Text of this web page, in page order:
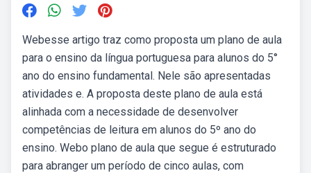
Webesse artigo traz como proposta um plano de aula
para o ensino da língua portuguesa para alunos do 5°
ano do ensino fundamental. Nele são apresentadas
atividades e. A proposta deste plano de aula está
alinhada com a necessidade de desenvolver
competências de leitura em alunos do 5º ano do
ensino. Webo plano de aula que segue é estruturado
para abranger um período de cinco aulas, com